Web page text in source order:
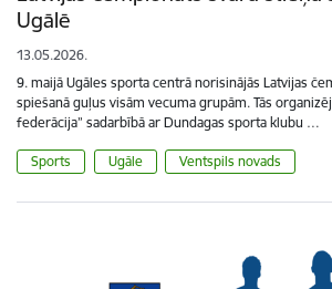
Ugālē
13.05.2026.
9. maijā Ugāles sporta centrā norisinājās Latvijas
spiešanā guļus visām vecuma grupām. Tās
federācija” sadarbībā ar Dundagas sporta klubu …
Sports Ugāle Ventspils novads